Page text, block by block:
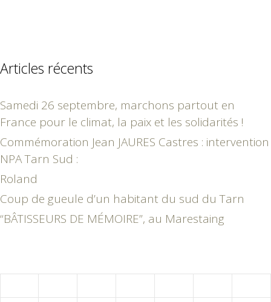
Articles récents
Samedi 26 septembre, marchons partout en
France pour le climat, la paix et les solidarités !
Commémoration Jean JAURES Castres : intervention
NPA Tarn Sud :
Roland
Coup de gueule d’un habitant du sud du Tarn
“BÂTISSEURS DE MÉMOIRE”, au Marestaing